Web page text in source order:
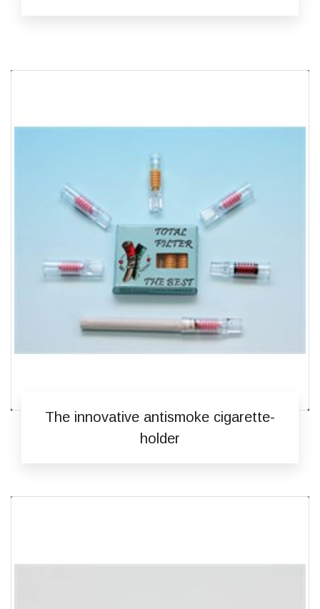
The innovative antismoke cigarette-
holder